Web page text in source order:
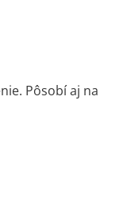
Pôsobí aj na